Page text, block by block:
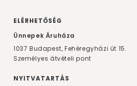
ELÉRHETŐSÉG
Ünnepek Áruháza
1037 Budapest, Fehéregyházi út 15.
Személyes átvételi pont
NYITVATARTÁS